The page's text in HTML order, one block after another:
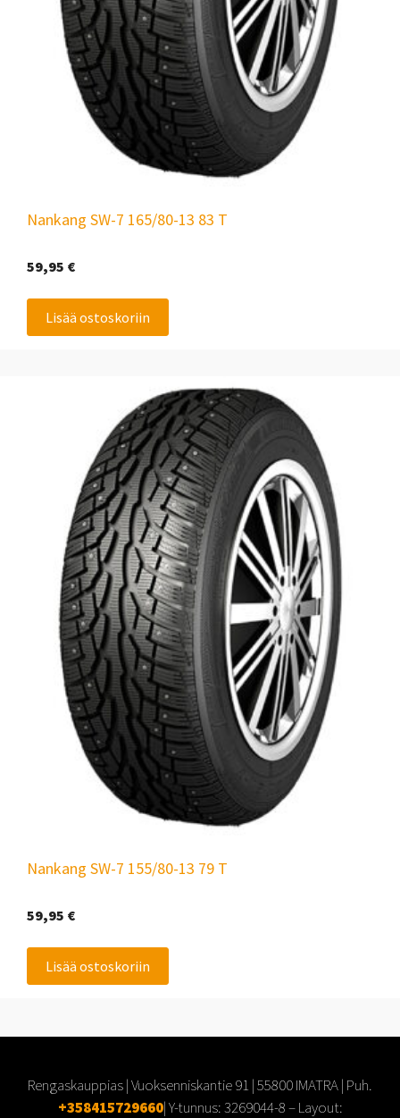
Nankang SW-7 165/80-13 83 T
59,95 €
Lisää ostoskoriin
Nankang SW-7 155/80-13 79 T
59,95 €
Lisää ostoskoriin
Rengaskauppias | Vuoksenniskantie 91 | 55800 IMATRA | Puh.
+358415729660| Y-tunnus:3269044-8– Layout: